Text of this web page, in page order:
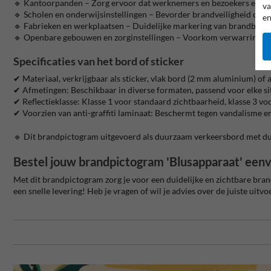
🔹 Kantoorpanden – Zorg ervoor dat werknemers en bezoekers een
🔹 Scholen en onderwijsinstellingen – Bevorder brandveiligheid op
🔹 Fabrieken en werkplaatsen – Duidelijke markering van
🔹 Openbare gebouwen en zorginstellingen – Voorkom verwarring
Specificaties van het bord of sticker
✔ Materiaal, verkrijgbaar als sticker, vlak bord (2 mm aluminium) of
✔ Afmetingen: Beschikbaar in diverse formaten, passend voor elke
✔ Reflectieklasse: Klasse 1 voor standaard zichtbaarheid, klasse 3
✔ Voorzien van anti-graffiti laminaat: Beschermt tegen vandalisme
🔹 Dit brandpictogram uitgevoerd als duurzaam verkeersbord met
Bestel jouw brandpictogram 'Blusapparaat'
Met dit brandpictogram zorg je voor een duidelijke en zichtbare
een snelle levering! Heb je vragen of wil je advies over de juiste